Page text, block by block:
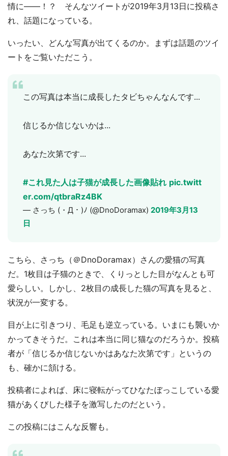
情に――！？ そんなツイートが2019年3月13日に投稿さ
れ、話題になっている。
いったい、どんな写真が出てくるのか。まずは話題のツイ
ートをご覧いただこう。
この写真は本当に成長したタビちゃんなんです...
信じるか信じないかは...
あなた次第です...
#これ見た人は子猫が成長した画像貼れ pic.twitt
er.com/qtbraRz4BK
— さっち (・Д・)ﾉ (@DnoDoramax) 2019年3月13
日
こちら、さっち（＠DnoDoramax）さんの愛猫の写真
だ。1枚目は子猫のときで、くりっとした目がなんとも可
愛らしい。しかし、2枚目の成長した猫の写真を見ると、
状況が一変する。
目が上に引きつり、毛足も逆立っている。いまにも襲いか
かってきそうだ。これは本当に同じ猫なのだろうか。投稿
者が「信じるか信じないかはあなた次第です」というの
も、確かに頷ける。
投稿者によれば、床に寝転がってひなたぼっこしている愛
猫があくびした様子を激写したのだという。
この投稿にはこんな反響も。